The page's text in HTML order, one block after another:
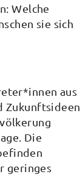
Welche
sie sich
aus
Zukunftsideen
Die
geringes